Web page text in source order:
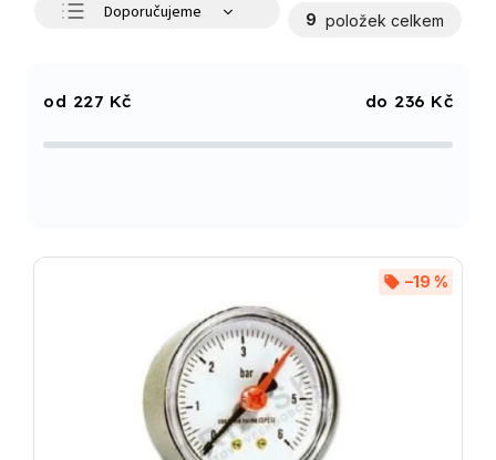
Doporučujeme
Abecedně
9 položek celkem
227 Kč 236 Kč
–19 %